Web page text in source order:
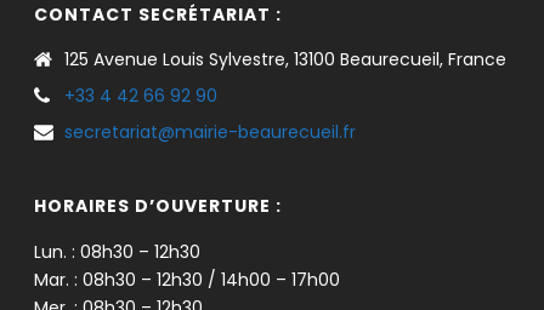
CONTACT SECRÉTARIAT :
125 Avenue Louis Sylvestre, 13100 Beaurecueil, France
+33 4 42 66 92 90
secretariat@mairie-beaurecueil.fr
HORAIRES D’OUVERTURE :
Lun. : 08h30 – 12h30
Mar. : 08h30 – 12h30 / 14h00 – 17h00